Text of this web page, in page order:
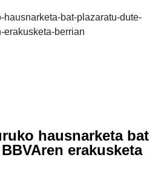
hausnarketa bat
erakusketa